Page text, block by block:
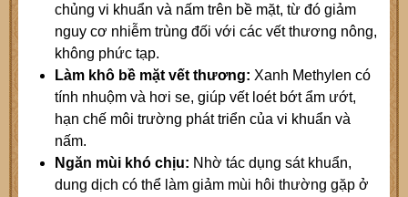
chủng vi khuẩn và nấm trên bề mặt, từ đó giảm
nguy cơ nhiễm trùng đối với các vết thương nông,
không phức tạp.
Làm khô bề mặt vết thương: Xanh Methylen có
tính nhuộm và hơi se, giúp vết loét bớt ẩm ướt,
hạn chế môi trường phát triển của vi khuẩn và
nấm.
Ngăn mùi khó chịu: Nhờ tác dụng sát khuẩn,
dung dịch có thể làm giảm mùi hôi thường gặp ở